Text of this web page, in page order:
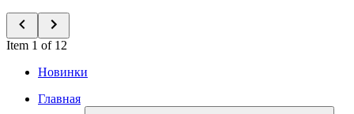
Item 1 of 12
Новинки
Главная